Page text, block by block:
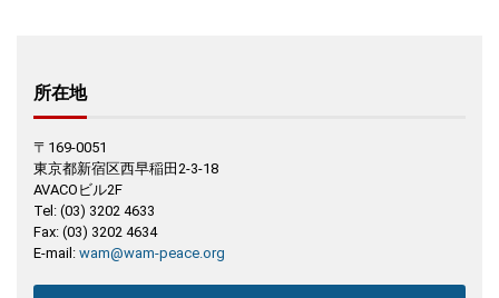
所在地
〒169-0051
東京都新宿区西早稲田2-3-18
AVACOビル2F
Tel: (03) 3202 4633
Fax: (03) 3202 4634
E-mail: wam@wam-peace.org